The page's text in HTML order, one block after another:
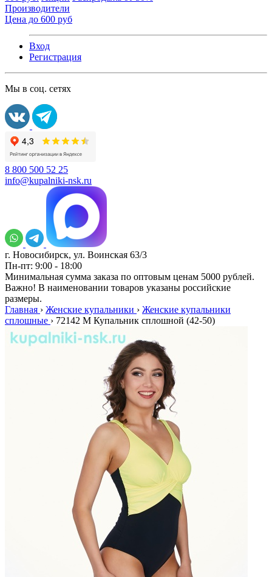
Производители
Цена до 600 руб
Вход
Регистрация
Мы в соц. сетях
8 800 500 52 25
info@kupalniki-nsk.ru
г. Новосибирск, ул. Воинская 63/3
Пн-пт: 9:00 - 18:00
Минимальная сумма заказа по оптовым ценам 5000 рублей.
Важно! В наименовании товаров указаны российские
размеры.
Главная › Женские купальники › Женские купальники
сплошные › 72142 M Купальник сплошной (42-50)